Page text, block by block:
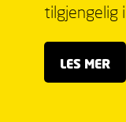
tilgjengelig
LES MER